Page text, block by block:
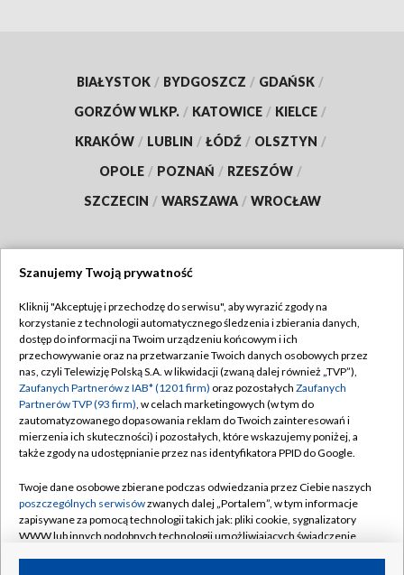
BIAŁYSTOK / BYDGOSZCZ / GDAŃSK /
GORZÓW WLKP. / KATOWICE / KIELCE /
KRAKÓW / LUBLIN / ŁÓDŹ / OLSZTYN /
OPOLE / POZNAŃ / RZESZÓW /
SZCZECIN / WARSZAWA / WROCŁAW
TVP
Abonament TVP
Emisja w TVP
Centrum informacji TVP
Naziemna Telewizja Cyfrowa
Rada Programowa
System NOS
Informacje o nadawcy
Regulamin TVP
Polityka prywatności
Moje zgody
Pomoc
Kontakt
Kanały
Szanujemy Twoją prywatność
Kliknij "Akceptuję i przechodzę do serwisu", aby wyrazić zgody na
korzystanie z technologii automatycznego śledzenia i zbierania danych,
dostęp do informacji na Twoim urządzeniu końcowym i ich
przechowywanie oraz na przetwarzanie Twoich danych osobowych przez
nas, czyli Telewizję Polską S.A. w likwidacji (zwaną dalej również „TVP”),
Zaufanych Partnerów z IAB* (1201 firm) oraz pozostałych Zaufanych
Partnerów TVP (93 firm), w celach marketingowych (w tym do
zautomatyzowanego dopasowania reklam do Twoich zainteresowań i
mierzenia ich skuteczności) i pozostałych, które wskazujemy poniżej, a
także zgody na udostępnianie przez nas identyfikatora PPID do Google.
Twoje dane osobowe zbierane podczas odwiedzania przez Ciebie naszych
poszczególnych serwisówzwanych dalej „Portalem”, w tym informacje
zapisywane za pomocą technologii takich jak: pliki cookie, sygnalizatory
WWW lub innych podobnych technologii umożliwiających świadczenie